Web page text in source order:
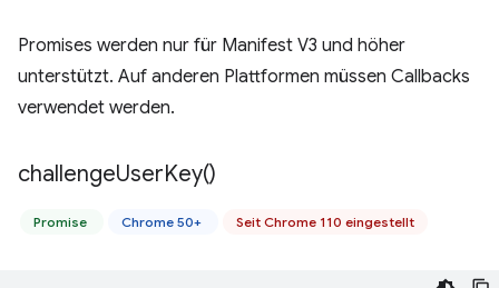
Promises werden nur für Manifest V3 und höher
unterstützt. Auf anderen Plattformen müssen Callbacks
verwendet werden.
challengeUserKey()
Promise Chrome 50+ Seit Chrome 110 eingestellt